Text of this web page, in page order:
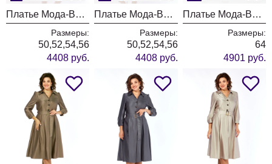
Платье Мода-Версаль 1903 лаванда
Размеры:
50,52,54,56
4408 руб.
Платье Мода-Версаль 1903 мята
Размеры:
50,52,54,56
4408 руб.
Платье Мода-Версаль 2483 темно-синий
Размеры:
64
4901 руб.